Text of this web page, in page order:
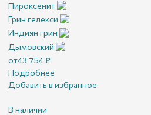
Пироксенит
Грин гелекси
Индиян грин
Дымовский
от43 754₽
Подробнее
Добавить в избранное
В наличии